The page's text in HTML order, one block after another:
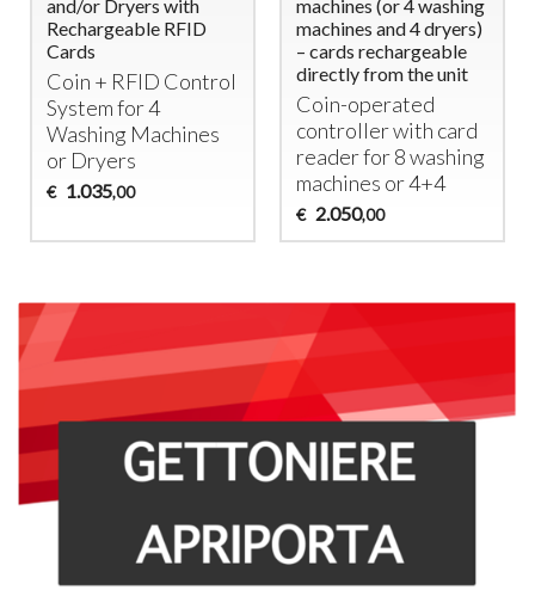
and/or Dryers with
Rechargeable RFID
Cards
Coin + RFID Control
System for 4
Washing Machines
or Dryers
€ 1.035,00
machines (or 4 washing
machines and 4 dryers)
– cards rechargeable
directly from the unit
Coin-operated
controller with card
reader for 8 washing
machines or 4+4
€ 2.050,00